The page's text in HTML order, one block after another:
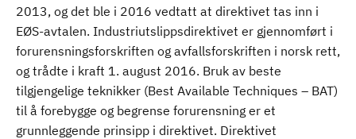
2013, og det ble i 2016 vedtatt at direktivet tas inn i
EØS-avtalen. Industriutslippsdirektivet er gjennomført i
forurensningsforskriften og avfallsforskriften i norsk rett,
og trådte i kraft 1. august 2016. Bruk av beste
tilgjengelige teknikker (Best Available Techniques – BAT)
til å forebygge og begrense forurensning er et
grunnleggende prinsipp i direktivet. Direktivet